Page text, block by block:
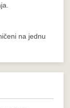
na jednu